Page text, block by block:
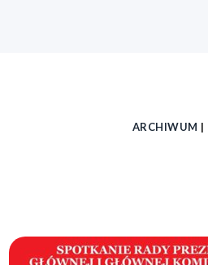
ARCHIWUM |